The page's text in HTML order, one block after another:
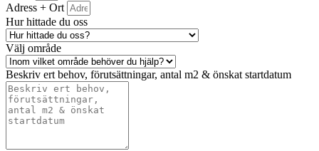
Adress + Ort
Hur hittade du oss
Välj område
Beskriv ert behov, förutsättningar, antal m2 & önskat startdatum